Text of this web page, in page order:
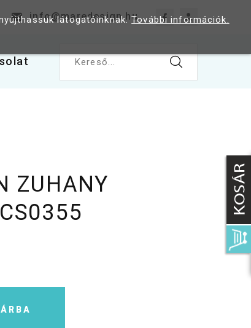
info@maredesign.hu
Kereső...
ZUHANY
látogatóinknak.További információk.